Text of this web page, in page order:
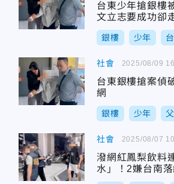
台東少年搶銀樓
文立志要成功卻
銀樓 少年
社會
台東銀樓搶案
網
銀樓 少年
2025/08/09
社會
潑網紅鳳梨飲料
水」！2嫌台南落
2025/08/07